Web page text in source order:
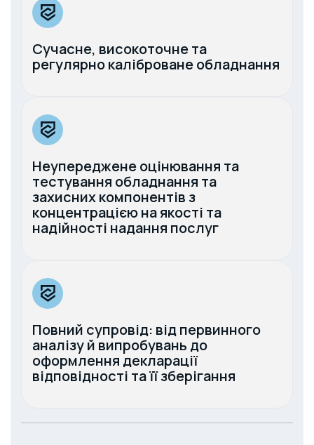
Сучасне, високоточне та
регулярно каліброване обладнання
Неупереджене оцінювання та
тестування обладнання та
захисних компонентів з
концентрацією на якості та
надійності надання послуг
Повний супровід: від первинного
аналізу й випробувань до
оформлення декларації
відповідності та її зберігання